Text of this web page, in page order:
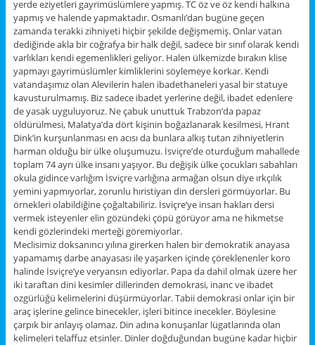
yerde eziyetleri gayrimüslümlere yapmış. TC öz ve öz kendi halkına
yapmış ve halende yapmaktadır. Osmanlı’dan bugüne geçen
zamanda terakki zihniyeti hiçbir şekilde değişmemiş. Onlar vatan
dediğinde akla bir coğrafya bir halk değil, sadece bir sınıf olarak kendi
varlıkları kendi egemenlikleri geliyor. Halen ülkemizde bırakın klise
yapmayı gayrimüslümler kimliklerini söylemeye korkar. Kendi
vatandaşımız olan Alevilerin halen ibadethaneleri yasal bir statuye
kavusturulmamış. Biz sadece ibadet yerlerine değil, ibadet edenlere
de yasak uyguluyoruz. Ne çabuk unuttuk Trabzon’da papaz
öldürülmesi, Malatya’da dört kişinin boğazlanarak kesilmesi, Hrant
Dink’in kurşunlanması en acısı da bunlara alkış tutan zihniyetlerin
harman olduğu bir ülke oluşumuzu. İsviçre’de oturduğum mahallede
toplam 74 ayrı ülke insanı yaşıyor. Bu değişik ülke çocukları sabahları
okula gidince varlığım İsviçre varlığına armağan olsun diye ırkçılık
yemini yapmıyorlar, zorunlu hıristiyan din dersleri görmüyorlar. Bu
örnekleri olabildiğine çoğaltabiliriz. İsviçre’ye insan hakları dersi
vermek isteyenler elin gözündeki çöpü görüyor ama ne hikmetse
kendi gözlerindeki merteği göremiyorlar.
Meclisimiz doksanıncı yılına girerken halen bir demokratik anayasa
yapamamış darbe anayasası ile yaşarken içinde çöreklenenler koro
halinde İsviçre’ye veryansın ediyorlar. Papa da dahil olmak üzere her
iki taraftan dini kesimler dillerinden demokrasi, inanc ve ibadet
ozgürlüğü kelimelerini düşürmüyorlar. Tabii demokrasi onlar için bir
araç işlerine gelince binecekler, işleri bitince inecekler. Böylesine
çarpık bir anlayış olamaz. Din adına konuşanlar lügatlarında olan
kelimeleri telaffuz etsinler. Dinler doğduğundan bugüne kadar hiçbir